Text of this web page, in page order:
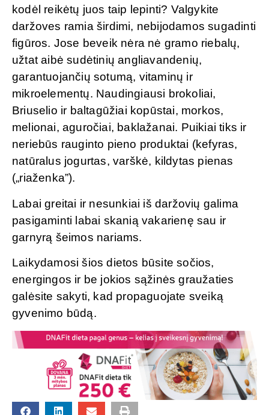
kodėl reikėtų juos taip lepinti? Valgykite
daržoves ramia širdimi, nebijodamos sugadinti
figūros. Jose beveik nėra nė gramo riebalų,
užtat aibė sudėtinių angliavandenių,
garantuojančių sotumą, vitaminų ir
mikroelementų. Naudingiausi brokoliai,
Briuselio ir baltagūžiai kopūstai, morkos,
melionai, aguročiai, baklažanai. Puikiai tiks ir
neriebūs rauginto pieno produktai (kefyras,
natūralus jogurtas, varškė, kildytas pienas
(„riaženka”).
Labai greitai ir nesunkiai iš daržovių galima
pasigaminti labai skanią vakarienę sau ir
garnyrą šeimos nariams.
Laikydamosi šios dietos būsite sočios,
energingos ir be jokios sąžinės graužaties
galėsite sakyti, kad propaguojate sveiką
gyvenimo būdą.